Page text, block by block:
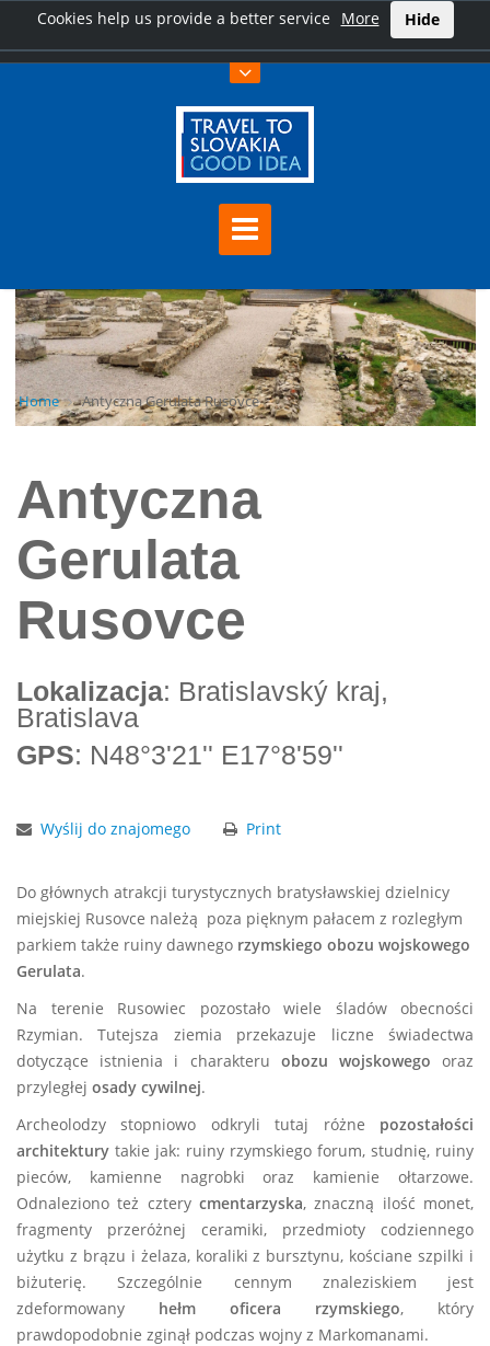
Cookies help us provide a better service More Hide
Home Antyczna Gerulata Rusovce
Antyczna
Gerulata
Rusovce
Lokalizacja: Bratislavský kraj,
Bratislava
GPS: N48°3'21'' E17°8'59''
Wyślij do znajomego Print
Do głównych atrakcji turystycznych bratysławskiej dzielnicy
miejskiej Rusovce należą poza pięknym pałacem z rozległym
parkiem także ruiny dawnego rzymskiego obozu wojskowego
Gerulata.
Na terenie Rusowiec pozostało wiele śladów obecności
Rzymian. Tutejsza ziemia przekazuje liczne świadectwa
dotyczące istnienia i charakteru obozu wojskowego oraz
przyległej osady cywilnej.
Archeolodzy stopniowo odkryli tutaj różne pozostałości
architektury takie jak: ruiny rzymskiego forum, studnię, ruiny
pieców, kamienne nagrobki oraz kamienie ołtarzowe.
Odnaleziono też cztery cmentarzyska, znaczną ilość monet,
fragmenty przeróżnej ceramiki, przedmioty codziennego
użytku z brązu i żelaza, koraliki z bursztynu, kościane szpilki i
biżuterię. Szczególnie cennym znaleziskiem jest
zdeformowany hełm oficera rzymskiego, który
prawdopodobnie zginął podczas wojny z Markomanami.